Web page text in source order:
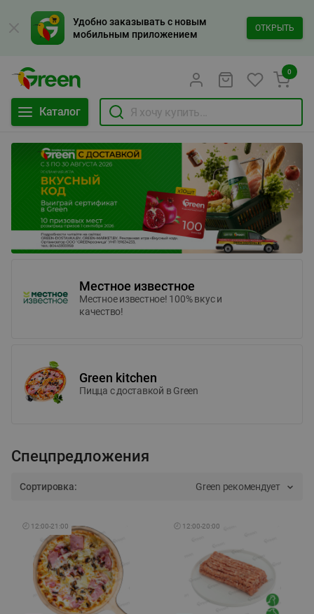
Удобно заказывать с новым
мобильным приложением
ОТКРЫТЬ
Каталог
0
Местное известное
Местное известное! 100% вкус и
качество!
Green kitchen
Пицца c доставкой в Green
Спецпредложения
Сортировка: Green рекомендует
🕘 12:00-21:00 🕘 12:00-20:00